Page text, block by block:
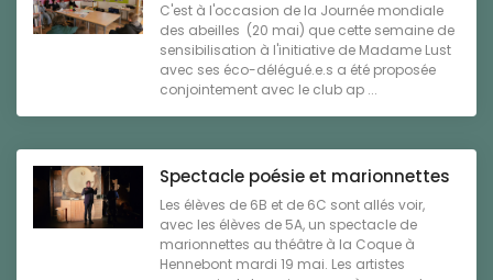
C'est à l'occasion de la Journée mondiale
des abeilles (20 mai) que cette semaine de
sensibilisation à l'initiative de Madame Lust
avec ses éco-délégué.e.s a été proposée
conjointement avec le club ap ...
Spectacle poésie et marionnettes
Les élèves de 6B et de 6C sont allés voir,
avec les élèves de 5A, un spectacle de
marionnettes au théâtre à la Coque à
Hennebont mardi 19 mai. Les artistes